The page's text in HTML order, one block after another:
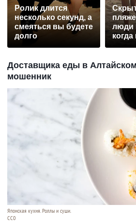
Ролик длится
несколько секунд, а
смеяться вы будете
долго
люди
когда
Доставщика еды в
мошенник
Японская кухня. Роллы и суши.
CC0